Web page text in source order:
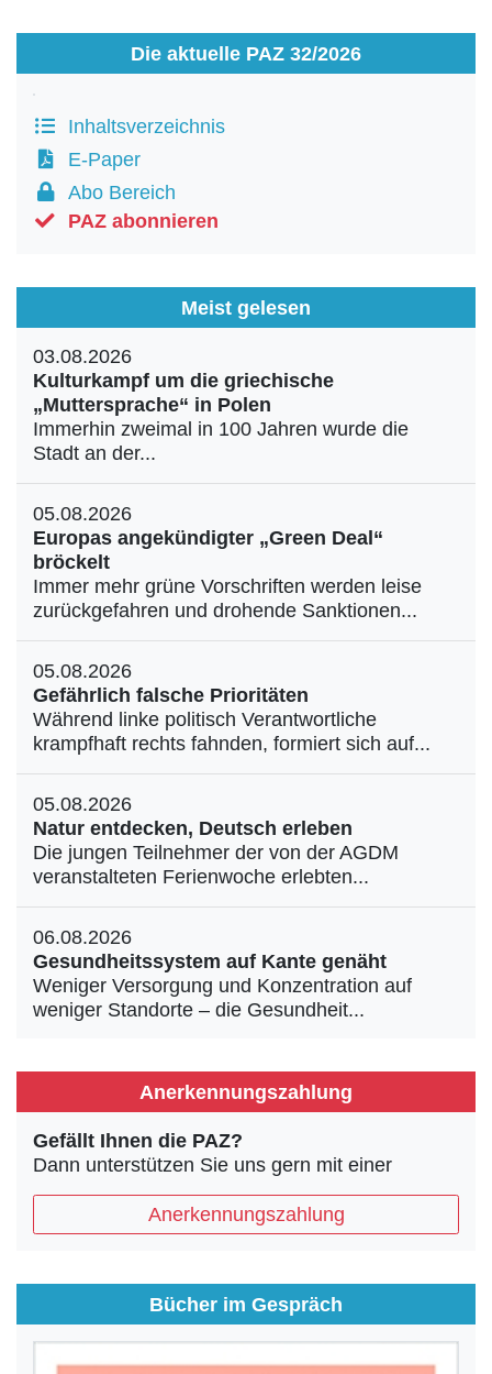
Die aktuelle PAZ 32/2026
Inhaltsverzeichnis
E-Paper
Abo Bereich
PAZ abonnieren
Meist gelesen
03.08.2026
Kulturkampf um die griechische
„Muttersprache“ in Polen
Immerhin zweimal in 100 Jahren wurde die
Stadt an der...
05.08.2026
Europas angekündigter „Green Deal“
bröckelt
Immer mehr grüne Vorschriften werden leise
zurückgefahren und drohende Sanktionen...
05.08.2026
Gefährlich falsche Prioritäten
Während linke politisch Verantwortliche
krampfhaft rechts fahnden, formiert sich auf...
05.08.2026
Natur entdecken, Deutsch erleben
Die jungen Teilnehmer der von der AGDM
veranstalteten Ferienwoche erlebten...
06.08.2026
Gesundheitssystem auf Kante genäht
Weniger Versorgung und Konzentration auf
weniger Standorte – die Gesundheit...
Anerkennungszahlung
Gefällt Ihnen die PAZ?
Dann unterstützen Sie uns gern mit einer
Anerkennungszahlung
Bücher im Gespräch